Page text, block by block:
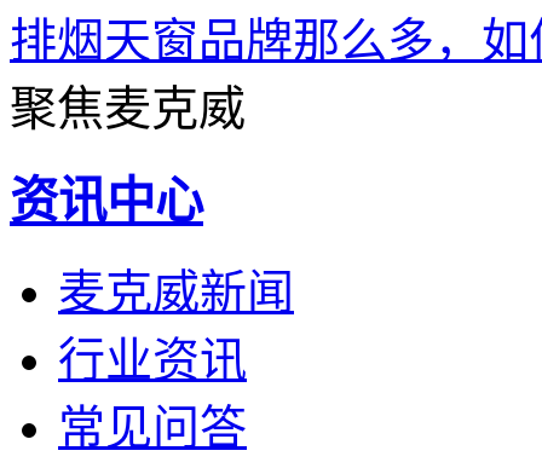
排烟天窗品牌那么多，
聚焦麦克威
资讯中心
麦克威新闻
行业资讯
常见问答